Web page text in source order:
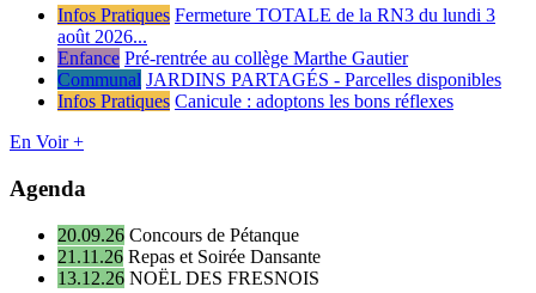
Infos Pratiques Fermeture TOTALE de la RN3 du lundi 3
août 2026...
Enfance Pré-rentrée au collège Marthe Gautier
Communal JARDINS PARTAGÉS - Parcelles disponibles
Infos Pratiques Canicule : adoptons les bons réflexes
En Voir +
Agenda
20.09.26 Concours de Pétanque
21.11.26 Repas et Soirée Dansante
13.12.26 NOËL DES FRESNOIS